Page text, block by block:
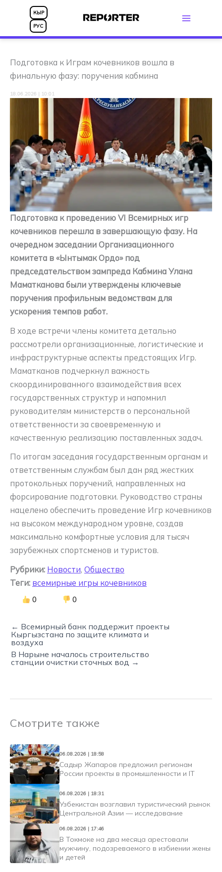
Перейти
содержимому
КЫР
РУС
Подготовка к Играм кочевников вошла в
финальную фазу: поручения кабмина
18.06.2026 | 10:01
Подготовка к проведению VI Всемирных игр
кочевников перешла в завершающую фазу. На
очередном заседании Организационного
комитета в «Ынтымак Ордо» под
председательством зампреда Кабмина Улана
Маматканова были утверждены ключевые
поручения профильным ведомствам для
ускорения темпов работ.
В ходе встречи члены комитета детально
рассмотрели организационные, логистические и
инфраструктурные аспекты предстоящих Игр.
Маматканов подчеркнул важность
скоординированного взаимодействия всех
государственных структур и напомнил
руководителям министерств о персональной
ответственности за своевременную и
качественную реализацию поставленных задач.
По итогам заседания государственным органам и
ответственным службам был дан ряд жестких
протокольных поручений, направленных на
форсирование подготовки. Руководство страны
нацелено обеспечить проведение Игр кочевников
на высоком международном уровне, создав
максимально комфортные условия для тысяч
зарубежных спортсменов и туристов.
Рубрики: Новости, Общество
Теги: всемирные игры кочевников
0 0
← Всемирный банк поддержит проекты
Кыргызстана по защите климата и
воздуха
В Нарыне началось строительство
станции очистки сточных вод →
Смотрите также
06.08.2026 | 18:58
Садыр Жапаров предложил регионам
России проекты в промышленности и IT
06.08.2026 | 18:31
Узбекистан возглавил туристический рынок
Центральной Азии — исследование
06.08.2026 | 17:46
В Токмоке на два месяца арестовали
мужчину, подозреваемого в избиении жены
и детей